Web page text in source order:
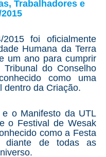
Trabalhadores e
foi oficialmente
Humana da Terra
um ano para cumprir
do Conselho
como uma
dentro da Criação.
o Manifesto da UTL
o Festival de Wesak
como a Festa
diante de todas as